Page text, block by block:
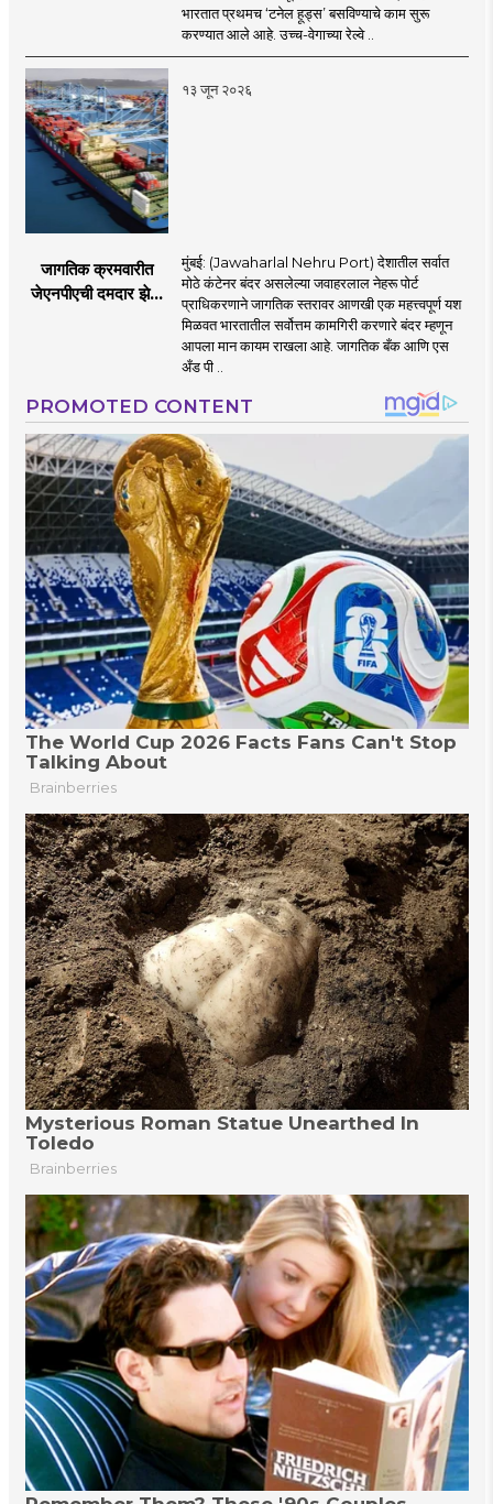
आवाजावर
नियंत्रण;प्रवास अधिक
सुरक्षित व आरामदायी
होणार
भारतात प्रथमच ‘टनेल हूड्स’ बसविण्याचे काम सुरू
करण्यात आले आहे. उच्च-वेगाच्या रेल्वे ..
१३ जून २०२६
जागतिक क्रमवारीत
जेएनपीएची दमदार झेप;
मुंबई: (Jawaharlal Nehru Port) देशातील सर्वात
मोठे कंटेनर बंदर असलेल्या जवाहरलाल नेहरू पोर्ट
प्राधिकरणाने जागतिक स्तरावर आणखी एक महत्त्वपूर्ण यश
मिळवत भारतातील सर्वोत्तम कामगिरी करणारे बंदर म्हणून
आपला मान कायम राखला आहे. जागतिक बँक आणि एस
अँड पी ..